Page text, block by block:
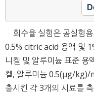
회수율 실험은 공실험
0.5% citric acid 용액 및
니켈 및 알루미늄 표준 용
켈, 알루미늄 0.5(μg/
출시킨 각 3개의 시료를